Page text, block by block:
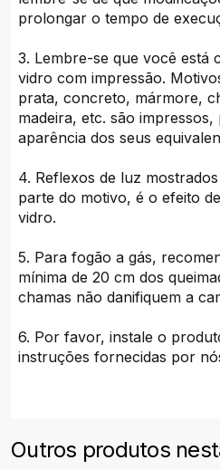
prolongar o tempo de
3. Lembre-se que você está
vidro com impressão.
prata, concreto, mármore,
madeira, etc. são
aparência dos seus
4. Reflexos de luz
parte do motivo, é o efeito
vidro.
5. Para fogão a gás,
mínima de 20 cm dos
chamas não danifiquem a
6. Por favor, instale o
instruções fornecidas por
Outros produtos